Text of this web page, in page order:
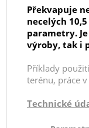
Překvapuje
necelých
parametry.
výroby, tak i
Příklady
terénu, práce
Technické